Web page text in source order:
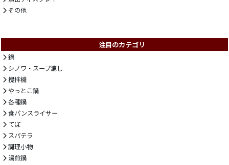
その他
注目のカテゴリ
鍋
シノワ・スープ漉し
攪拌機
やっとこ鍋
各種鍋
食パンスライサー
てぼ
スパテラ
調理小物
湯煎鍋